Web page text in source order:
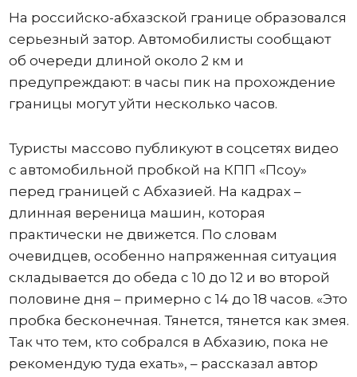
На российско-абхазской границе образовался
серьезный затор. Автомобилисты сообщают
об очереди длиной около 2 км и
предупреждают: в часы пик на прохождение
границы могут уйти несколько часов.
Туристы массово публикуют в соцсетях видео
с автомобильной пробкой на КПП «Псоу»
перед границей с Абхазией. На кадрах –
длинная вереница машин, которая
практически не движется. По словам
очевидцев, особенно напряженная ситуация
складывается до обеда с 10 до 12 и во второй
половине дня – примерно с 14 до 18 часов. «Это
пробка бесконечная. Тянется, тянется как змея.
Так что тем, кто собрался в Абхазию, пока не
рекомендую туда ехать», – рассказал автор